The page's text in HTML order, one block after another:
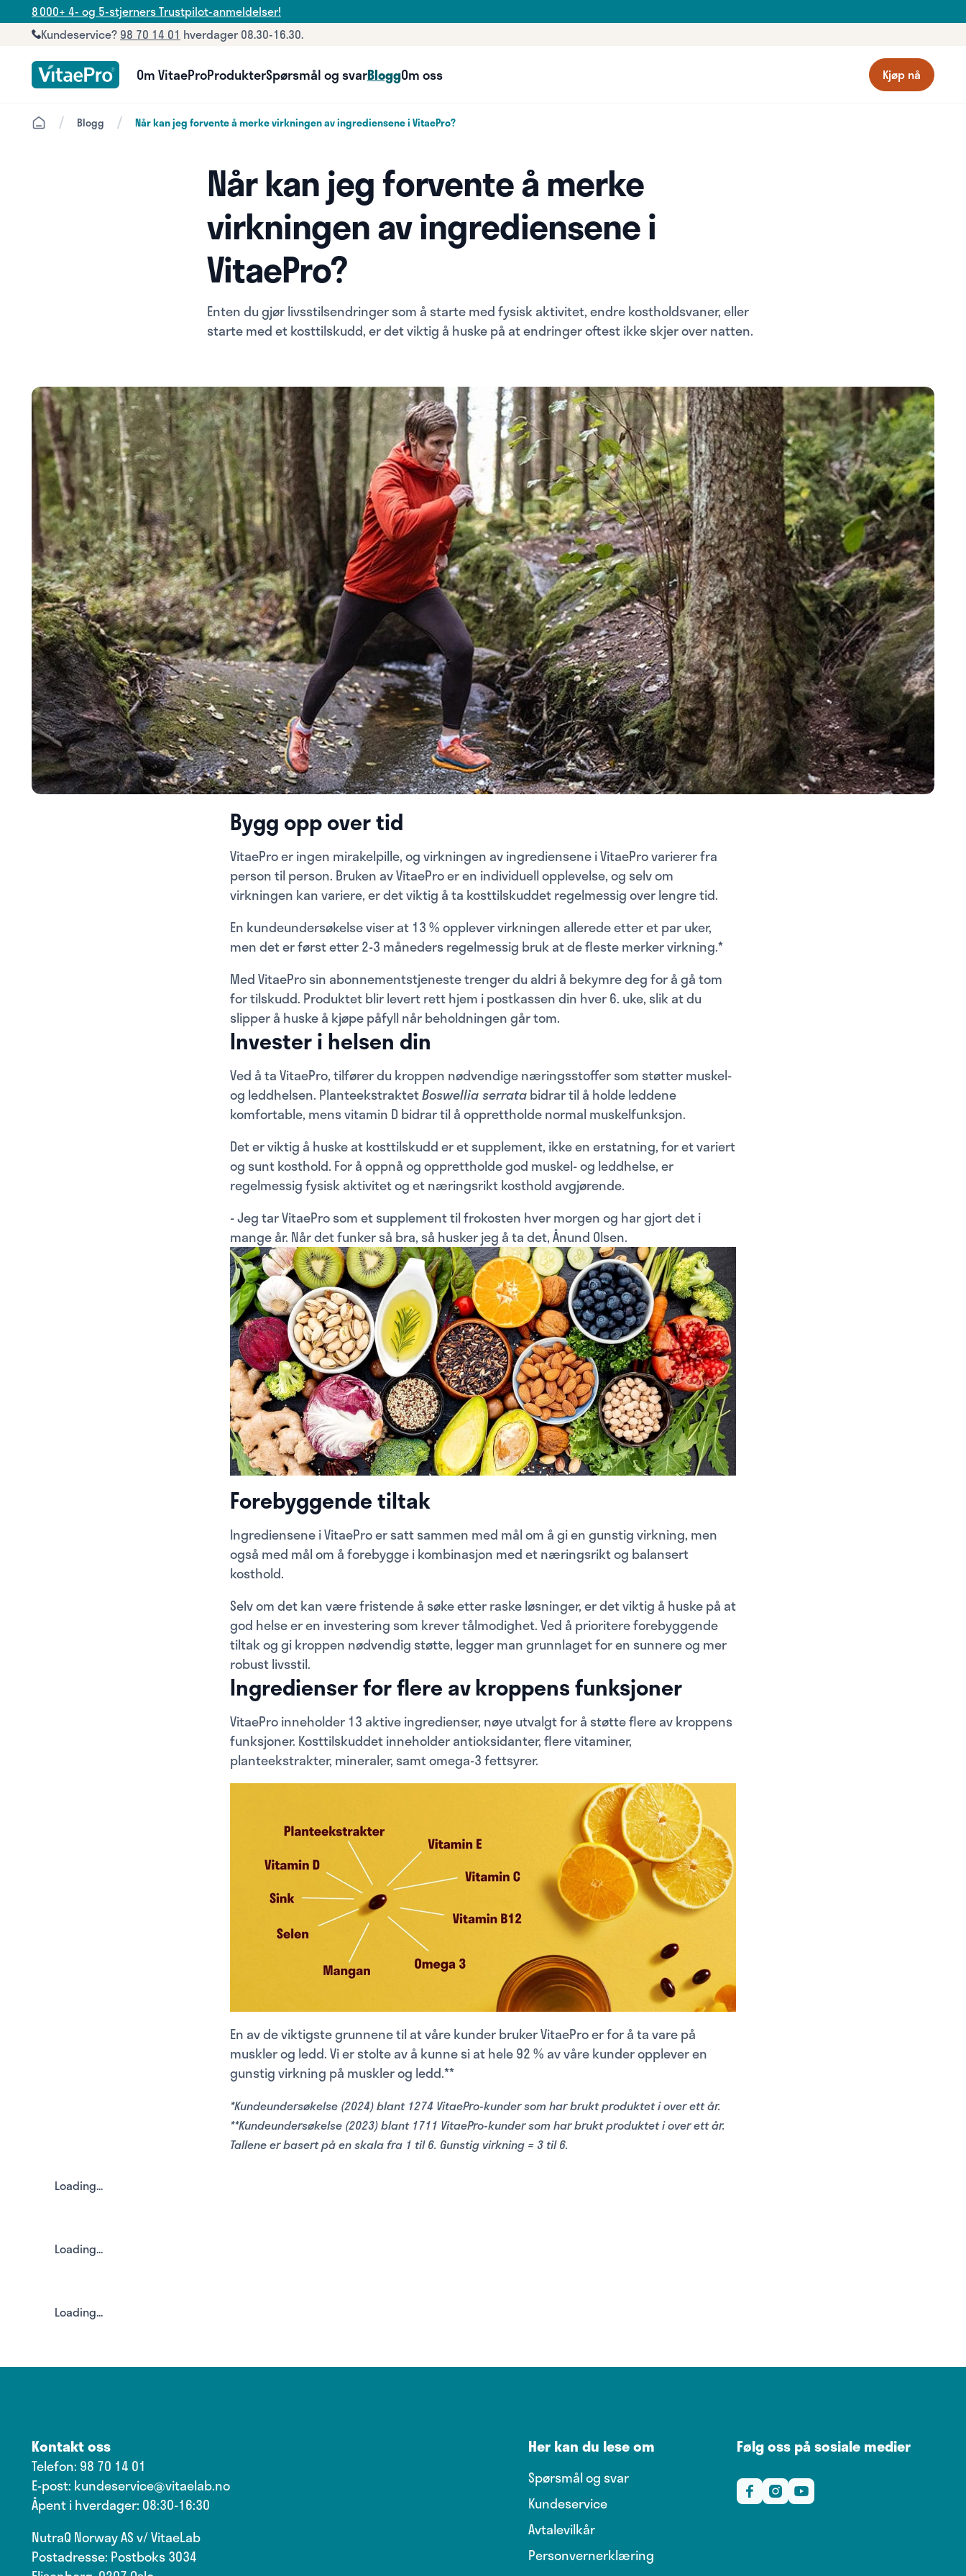
8 000+ 4- og 5-stjerners Trustpilot-anmeldelser!
Kundeservice? 98 70 14 01 hverdager 08.30-16.30.
Om VitaeProProdukterSpørsmål og svarBloggOm oss Kjøp nå
/ Blogg / Når kan jeg forvente å merke virkningen av ingrediensene i VitaePro?
Når kan jeg forvente å merke
virkningen av ingrediensene i
VitaePro?
Enten du gjør livsstilsendringer som å starte med fysisk aktivitet, endre kostholdsvaner, eller
starte med et kosttilskudd, er det viktig å huske på at endringer oftest ikke skjer over natten.
Bygg opp over tid
VitaePro er ingen mirakelpille, og virkningen av ingrediensene i VitaePro varierer fra
person til person. Bruken av VitaePro er en individuell opplevelse, og selv om
virkningen kan variere, er det viktig å ta kosttilskuddet regelmessig over lengre tid.
En kundeundersøkelse viser at 13 % opplever virkningen allerede etter et par uker,
men det er først etter 2-3 måneders regelmessig bruk at de fleste merker virkning.*
Med VitaePro sin abonnementstjeneste trenger du aldri å bekymre deg for å gå tom
for tilskudd. Produktet blir levert rett hjem i postkassen din hver 6. uke, slik at du
slipper å huske å kjøpe påfyll når beholdningen går tom.
Invester i helsen din
Ved å ta VitaePro, tilfører du kroppen nødvendige næringsstoffer som støtter muskel-
og leddhelsen. PlanteekstraktetBoswellia serratabidrar til å holde leddene
komfortable, mens vitamin D bidrar til å opprettholde normal muskelfunksjon.
Det er viktig å huske at kosttilskudd er et supplement, ikke en erstatning, for et variert
og sunt kosthold. For å oppnå og opprettholde god muskel- og leddhelse, er
regelmessig fysisk aktivitet og et næringsrikt kosthold avgjørende.
- Jeg tar VitaePro som et supplement til frokosten hver morgen og har gjort det i
mange år. Når det funker så bra, så husker jeg å ta det, Ånund Olsen.
Forebyggende tiltak
Ingrediensene i VitaePro er satt sammen med mål om å gi en gunstig virkning, men
også med mål om å forebygge i kombinasjon med et næringsrikt og balansert
kosthold.
Selv om det kan være fristende å søke etter raske løsninger, er det viktig å huske på at
god helse er en investering som krever tålmodighet. Ved å prioritere forebyggende
tiltak og gi kroppen nødvendig støtte, legger man grunnlaget for en sunnere og mer
robust livsstil.
Ingredienser for flere av kroppens funksjoner
VitaePro inneholder 13 aktive ingredienser, nøye utvalgt for å støtte flere av kroppens
funksjoner. Kosttilskuddet inneholder antioksidanter, flere vitaminer,
planteekstrakter, mineraler, samt omega-3 fettsyrer.
En av de viktigste grunnene til at våre kunder bruker VitaePro er for å ta vare på
muskler og ledd. Vi er stolte av å kunne si at hele 92 % av våre kunder opplever en
gunstig virkning på muskler og ledd.**
*Kundeundersøkelse (2024) blant 1274 VitaePro-kunder som har brukt produktet i over ett år.
**Kundeundersøkelse (2023) blant 1711 VitaePro-kunder som har brukt produktet i over ett år.
Tallene er basert på en skala fra 1 til 6. Gunstig virkning = 3 til 6.
Loading...
Loading...
Loading...
Kontakt oss
Telefon: 98 70 14 01
E-post: kundeservice@vitaelab.no
Åpent i hverdager: 08:30-16:30
NutraQ Norway AS v/ VitaeLab
Postadresse: Postboks 3034
Her kan du lese om
Spørsmål og svar
Kundeservice
Avtalevilkår
Personvernerklæring
Følg oss på sosiale medier